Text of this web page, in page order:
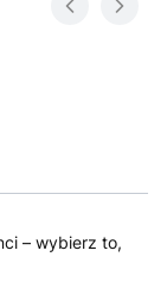
– wybierz to,